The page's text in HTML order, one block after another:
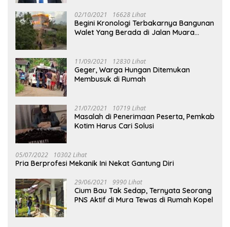
02/10/2021 16628 Lihat
Begini Kronologi Terbakarnya Bangunan
Walet Yang Berada di Jalan Muara
11/09/2021 12830 Lihat
Geger, Warga Hungan Ditemukan
Membusuk di Rumah
21/07/2021 10719 Lihat
Masalah di Penerimaan Peserta, Pemkab
Kotim Harus Cari Solusi
05/07/2022 10302 Lihat
Pria Berprofesi Mekanik Ini Nekat Gantung Diri
29/06/2021 9990 Lihat
Cium Bau Tak Sedap, Ternyata Seorang
PNS Aktif di Mura Tewas di Rumah Kopel